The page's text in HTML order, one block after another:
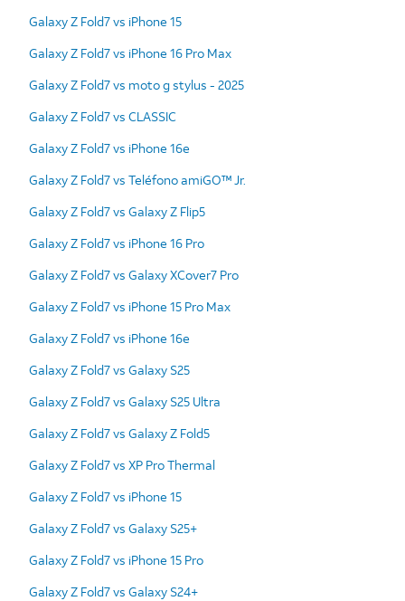
Galaxy Z Fold7 vs iPhone 15
Galaxy Z Fold7 vs iPhone 16 Pro Max
Galaxy Z Fold7 vs moto g stylus - 2025
Galaxy Z Fold7 vs CLASSIC
Galaxy Z Fold7 vs iPhone 16e
Galaxy Z Fold7 vs Teléfono amiGO™ Jr.
Galaxy Z Fold7 vs Galaxy Z Flip5
Galaxy Z Fold7 vs iPhone 16 Pro
Galaxy Z Fold7 vs Galaxy XCover7 Pro
Galaxy Z Fold7 vs iPhone 15 Pro Max
Galaxy Z Fold7 vs iPhone 16e
Galaxy Z Fold7 vs Galaxy S25
Galaxy Z Fold7 vs Galaxy S25 Ultra
Galaxy Z Fold7 vs Galaxy Z Fold5
Galaxy Z Fold7 vs XP Pro Thermal
Galaxy Z Fold7 vs iPhone 15
Galaxy Z Fold7 vs Galaxy S25+
Galaxy Z Fold7 vs iPhone 15 Pro
Galaxy Z Fold7 vs Galaxy S24+